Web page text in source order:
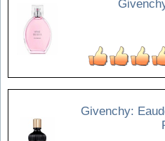
Givenchy: